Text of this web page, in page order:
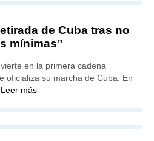
de Cuba tras no
mínimas”
en la primera cadena
oficializa su marcha de Cuba. En
Leer más